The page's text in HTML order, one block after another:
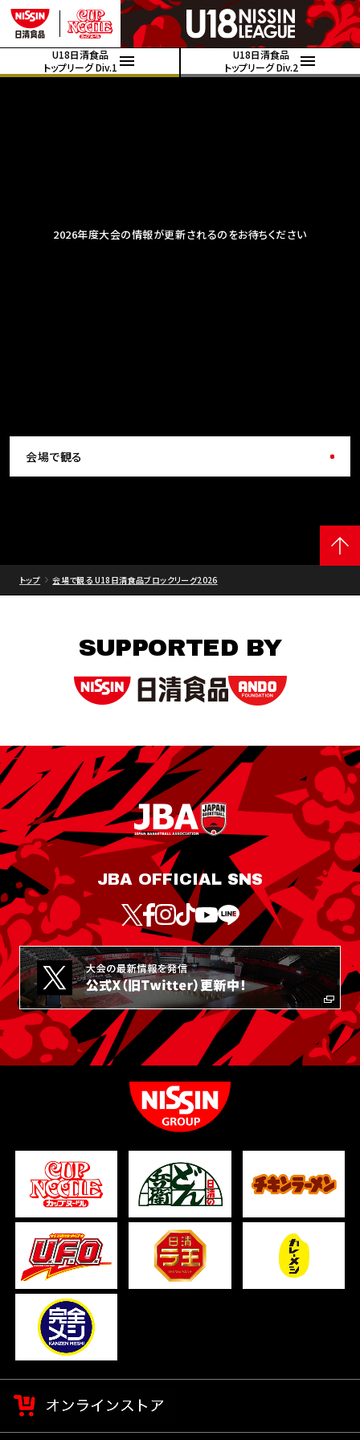
U18日清食品
トップリーグ Div.1
U18日清食品
トップリーグ Div.2
2026年度大会の情報が更新されるのをお待ちください
会場で観る
トップ 会場で観る U18日清食品ブロックリーグ2026
SUPPORTED BY
JBA OFFICIAL SNS